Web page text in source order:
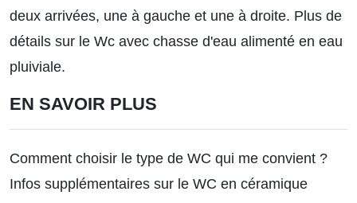
deux arrivées, une à gauche et une à droite. Plus de
détails sur le Wc avec chasse d'eau alimenté en eau
pluiviale.
EN SAVOIR PLUS
Comment choisir le type de WC qui me convient ?
Infos supplémentaires sur le WC en céramique